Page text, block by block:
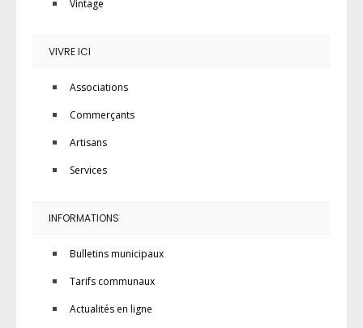
Vintage
VIVRE ICI
Associations
Commerçants
Artisans
Services
INFORMATIONS
Bulletins municipaux
Tarifs communaux
Actualités en ligne